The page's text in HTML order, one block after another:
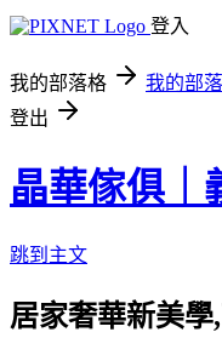
登入
我的部落格 我的部
登出
晶華傢俱｜
跳到主文
居家奢華新美